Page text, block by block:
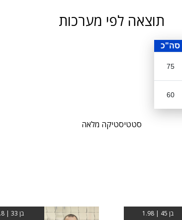
תוצאה לפי מערכות
סה"כ
75
60
סטטיסטיקה מלאה
בן 45 | 1.98 בן 33 | 1.8